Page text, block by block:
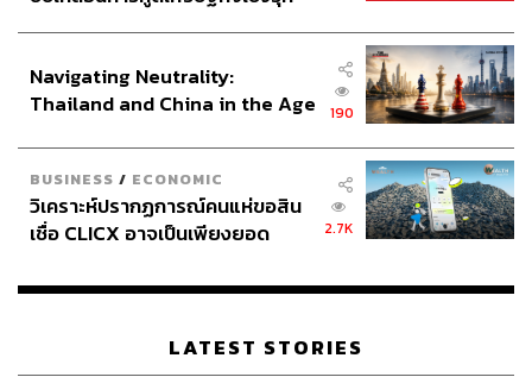
Navigating Neutrality:
Thailand and China in the Age
190
BUSINESS / ECONOMIC
วิเคราะห์ปรากฏการณ์คนแห่ขอสิน
เชื่อ CLICX อาจเป็นเพียงยอด
เรือนไทยที่ถูกซุกไว้
2.7K
LATEST STORIES